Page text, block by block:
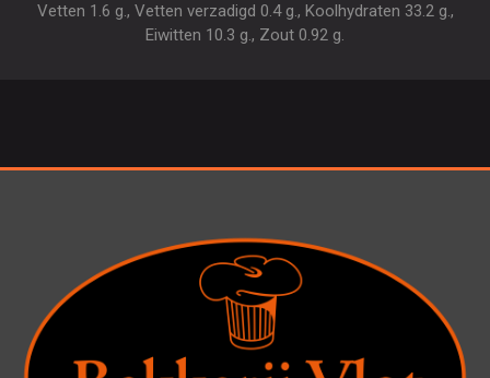
Vetten 1.6 g., Vetten verzadigd 0.4 g., Koolhydraten 33.2 g.,
Eiwitten 10.3 g., Zout 0.92 g.